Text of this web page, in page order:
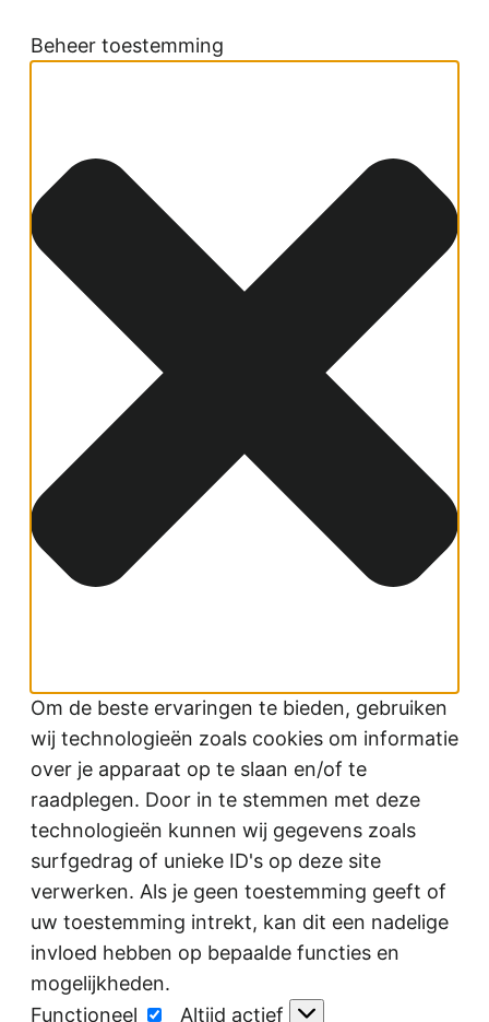
Beheer toestemming
Om de beste ervaringen te bieden, gebruiken
wij technologieën zoals cookies om informatie
over je apparaat op te slaan en/of te
raadplegen. Door in te stemmen met deze
technologieën kunnen wij gegevens zoals
surfgedrag of unieke ID's op deze site
verwerken. Als je geen toestemming geeft of
uw toestemming intrekt, kan dit een nadelige
invloed hebben op bepaalde functies en
mogelijkheden.
Functioneel
Functioneel
Altijd actief